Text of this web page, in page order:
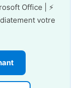
Office | ⚡
votre